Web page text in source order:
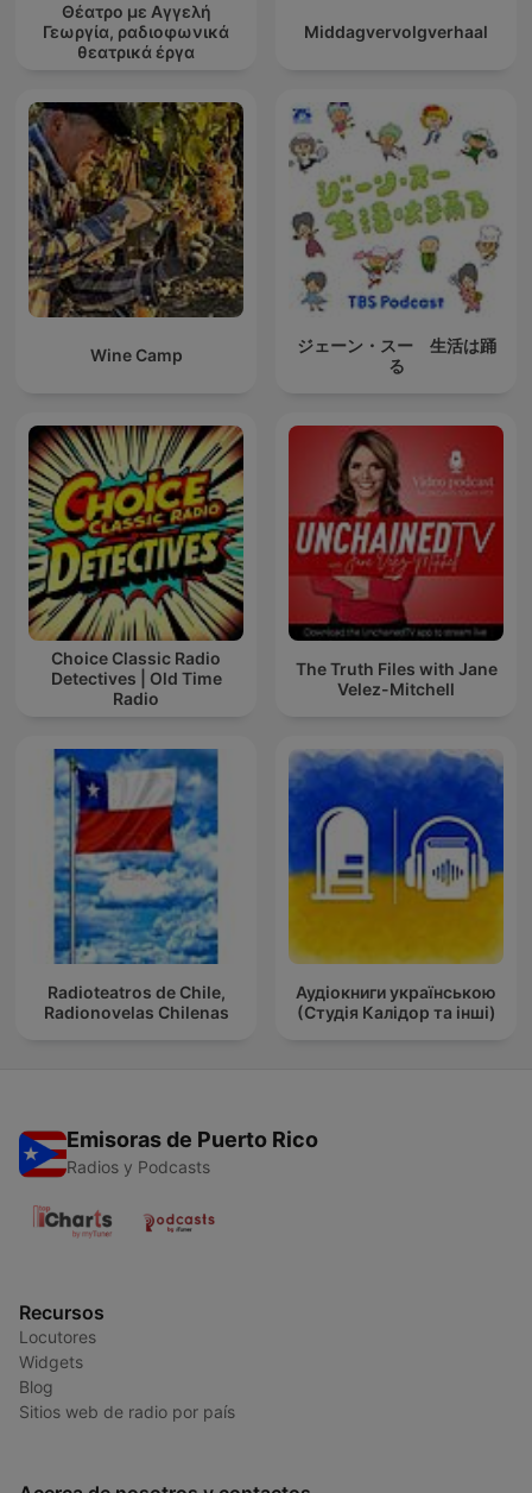
Θέατρο με Αγγελή
Γεωργία, ραδιοφωνικά
θεατρικά έργα
Middagvervolgverhaal
Wine Camp
ジェーン・スー 生活は踊
る
Choice Classic Radio
Detectives | Old Time
Radio
The Truth Files with Jane
Velez-Mitchell
Radioteatros de Chile,
Radionovelas Chilenas
Аудіокниги українською
(Студія Калідор та інші)
Emisoras de Puerto Rico
Radios y Podcasts
Recursos
Locutores
Widgets
Blog
Sitios web de radio por país